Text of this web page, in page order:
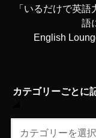
「いるだけで英
語
English
カテゴリーごとに